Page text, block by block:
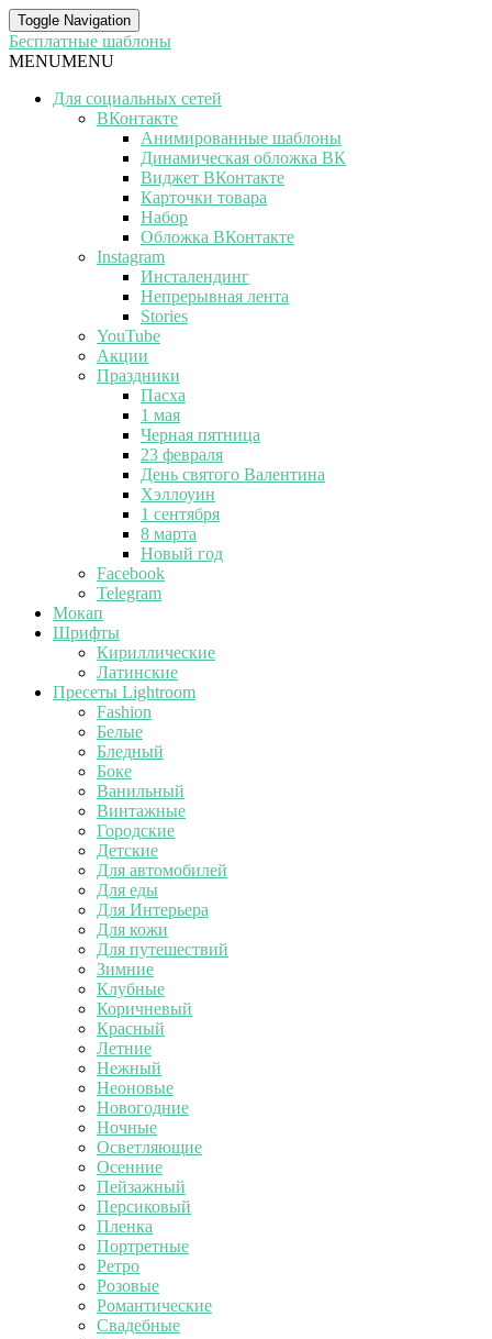
Toggle Navigation
Бесплатные шаблоны
MENUMENU
Для социальных сетей
ВКонтакте
Анимированные шаблоны
Динамическая обложка ВК
Виджет ВКонтакте
Карточки товара
Набор
Обложка ВКонтакте
Instagram
Инсталендинг
Непрерывная лента
Stories
YouTube
Акции
Праздники
Пасха
1 мая
Черная пятница
23 февраля
День святого Валентина
Хэллоуин
1 сентября
8 марта
Новый год
Facebook
Telegram
Мокап
Шрифты
Кириллические
Латинские
Пресеты Lightroom
Fashion
Белые
Бледный
Боке
Ванильный
Винтажные
Городские
Детские
Для автомобилей
Для еды
Для Интерьера
Для кожи
Для путешествий
Зимние
Клубные
Коричневый
Красный
Летние
Нежный
Неоновые
Новогодние
Ночные
Осветляющие
Осенние
Пейзажный
Персиковый
Пленка
Портретные
Ретро
Розовые
Романтические
Свадебные